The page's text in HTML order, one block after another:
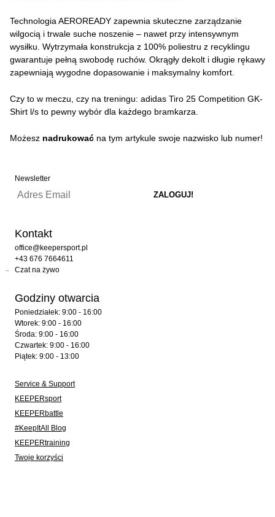
Technologia AEROREADY zapewnia skuteczne zarządzanie
wilgocią i trwale suche noszenie – nawet przy intensywnym
wysiłku. Wytrzymała konstrukcja z 100% poliestru z recyklingu
gwarantuje pełną swobodę ruchów. Okrągły dekolt i długie rękawy
zapewniają wygodne dopasowanie i maksymalny komfort.
Czy to w meczu, czy na treningu: adidas Tiro 25 Competition GK-
Shirt l/s to pewny wybór dla każdego bramkarza.
Możesz nadrukować na tym artykule swoje nazwisko lub numer!
Newsletter
Kontakt
office@keepersport.pl
+43 676 7664611
Czat na żywo
Godziny otwarcia
Poniedziałek: 9:00 - 16:00
Wtorek: 9:00 - 16:00
Środa: 9:00 - 16:00
Czwartek: 9:00 - 16:00
Piątek: 9:00 - 13:00
Service & Support
KEEPERsport
KEEPERbattle
#KeepItAll Blog
KEEPERtraining
Twoje korzyści